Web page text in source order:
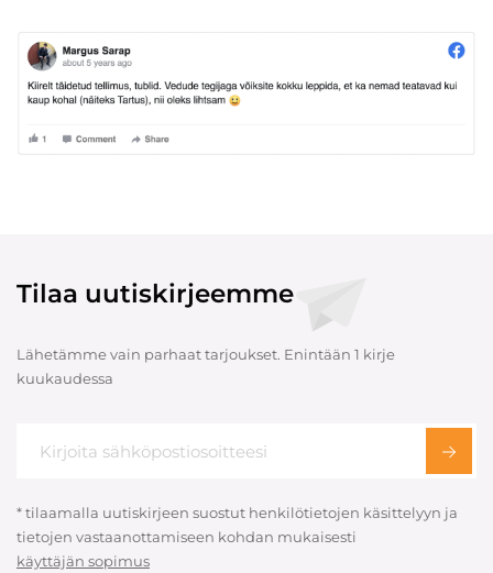
Tilaa uutiskirjeemme
Lähetämme vain parhaat tarjoukset. Enintään 1 kirje
kuukaudessa
* tilaamalla uutiskirjeen suostut henkilötietojen käsittelyyn ja
tietojen vastaanottamiseen kohdan mukaisesti
käyttäjän sopimus